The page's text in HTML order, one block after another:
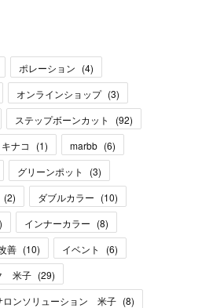
ポレーション (4)
オンラインショップ (3)
ステップボーンカット (92)
キナコ (1) marbb (6)
グリーンポット (3)
(2) ダブルカラー (10)
) インナーカラー (8)
善 (10) イベント (6)
米子 (29)
ロンソリューション 米子 (8)